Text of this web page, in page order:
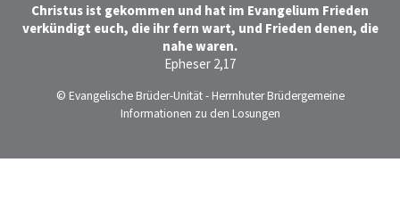
Christus ist gekommen und hat im Evangelium Frieden
verkündigt euch, die ihr fern wart, und Frieden denen, die
nahe waren.
Epheser 2,17
© Evangelische Brüder-Unität - Herrnhuter Brüdergemeine
Informationen zu den Losungen